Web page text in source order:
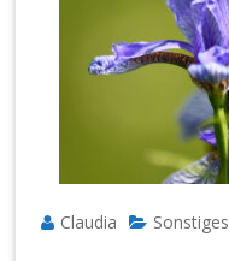
Claudia Sonstiges